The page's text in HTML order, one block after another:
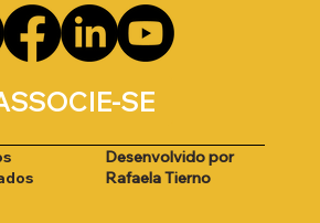
SE
Desenvolvido por
Rafaela Tierno